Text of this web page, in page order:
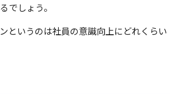
でしょう。
というのは社員の意識向上にどれくらい